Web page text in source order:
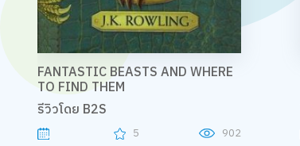
FANTASTIC BEASTS AND WHERE
TO FIND THEM
รีวิวโดย B2S
5 902